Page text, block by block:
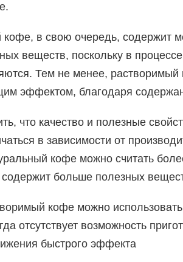
кофе, в свою очередь, содержит
веществ, поскольку в
Тем не менее,
эффектом, благодаря
что качество и полезные
в зависимости от
кофе можно считать
содержит больше полезных
кофе можно
отсутствует возможность
быстрого эффекта